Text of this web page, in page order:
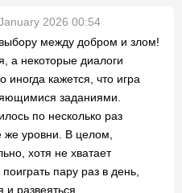
2026 00:54
между добром и злом!
а некоторые диалоги
иногда кажется, что игра
заданиями.
по несколько раз
же уровни. В целом,
хотя не хватает
пару раз в день,
развеяться.